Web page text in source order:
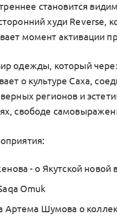
становится
худи Reverse,
момент активации
одежды, который
о культуре Саха,
регионов и
свободе
- о Якутской новой
Omuk
Артема Шумова о